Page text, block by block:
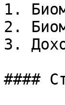
1.
2.
3.
####